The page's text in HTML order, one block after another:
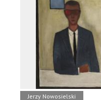
Jerzy Nowosielski